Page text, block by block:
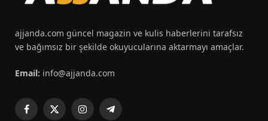
ajjanda.com güncel magazin ve kulis haberlerini tarafsız
ve bağımsız bir şekilde okuyucularına aktarmayı amaçlar.
Email: info@ajjanda.com
Facebook
X
InstagramTelegram